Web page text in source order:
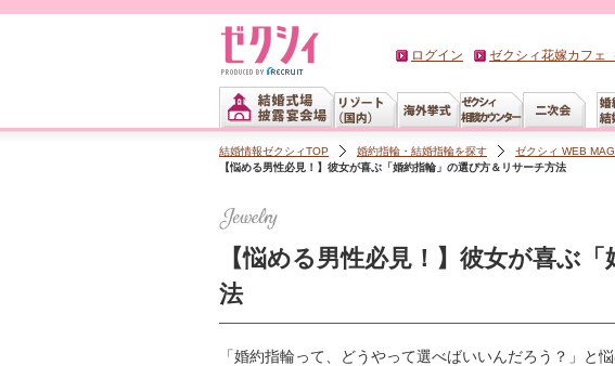
ログイン ゼクシィ花嫁カフェ
結婚情報ゼクシィTOP 婚約指輪・結婚指輪を探す ゼクシィ WEB
【悩める男性必見！】彼女が喜ぶ「婚約指輪」の選び方＆リサーチ方法
【悩める男性必見！】彼女が喜ぶ
法
「婚約指輪って、どうやって選べばいいんだろう？」と